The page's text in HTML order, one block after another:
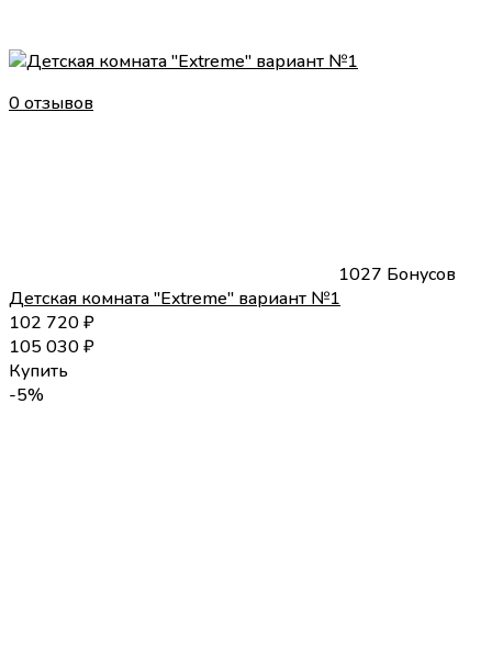
0 отзывов
1027 Бонусов
Детская комната "Extreme" вариант №1
102 720₽
105 030₽
Купить
-5%